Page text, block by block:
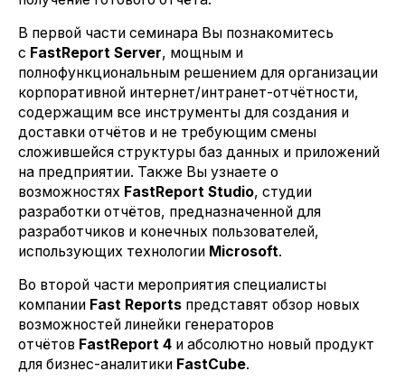
В первой части семинара Вы познакомитесь
с FastReport Server, мощным и
полнофункциональным решением для организации
корпоративной интернет/интранет-отчётности,
содержащим все инструменты для создания и
доставки отчётов и не требующим смены
сложившейся структуры баз данных и приложений
на предприятии. Также Вы узнаете о
возможностях FastReport Studio, студии
разработки отчётов, предназначенной для
разработчиков и конечных пользователей,
использующих технологии Microsoft.
Во второй части мероприятия специалисты
компании Fast Reports представят обзор новых
возможностей линейки генераторов
отчётов FastReport 4 и абсолютно новый продукт
для бизнес-аналитики FastCube.